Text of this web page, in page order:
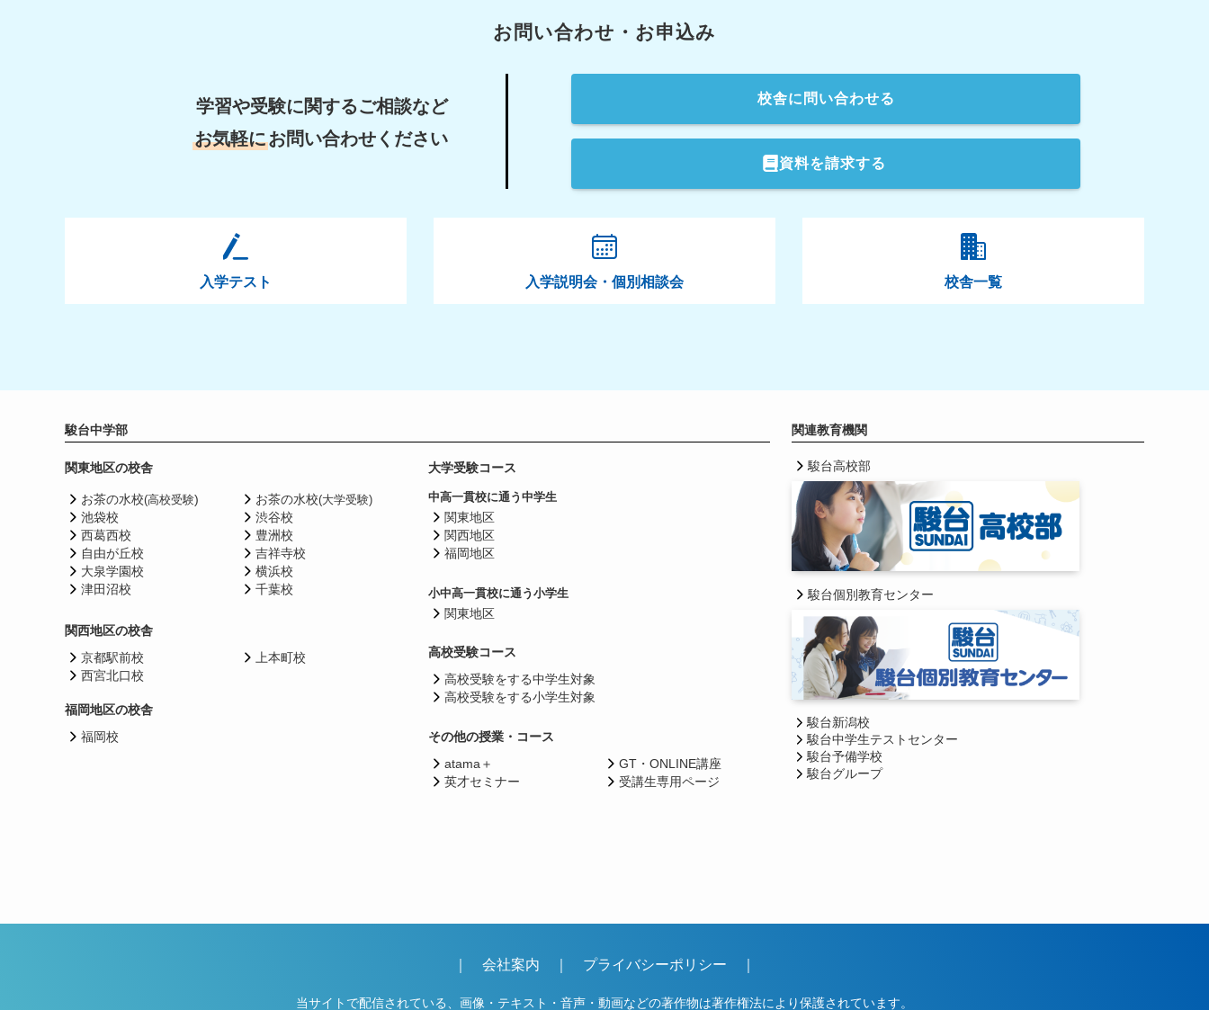
お問い合わせ・お申込み
学習や受験に関するご相談など
お気軽にお問い合わせください
校舎に問い合わせる
資料を請求する
入学テスト 入学説明会・個別相談会 校舎一覧
駿台中学部
関東地区の校舎
お茶の水校(高校受験)
池袋校
西葛西校
自由が丘校
大泉学園校
津田沼校
お茶の水校(大学受験)
渋谷校
豊洲校
吉祥寺校
横浜校
千葉校
関西地区の校舎
京都駅前校
西宮北口校
上本町校
福岡地区の校舎
福岡校
大学受験コース
中高一貫校に通う中学生
関東地区
関西地区
福岡地区
小中高一貫校に通う小学生
関東地区
高校受験コース
高校受験をする中学生対象
高校受験をする小学生対象
その他の授業・コース
atama＋
英才セミナー
GT・ONLINE講座
受講生専用ページ
関連教育機関
駿台高校部
駿台個別教育センター
駿台新潟校
駿台中学生テストセンター
駿台予備学校
駿台グループ
会社案内 プライバシーポリシー
当サイトで配信されている、画像・テキスト・音声・動画などの著作物は著作権法により保護されています。